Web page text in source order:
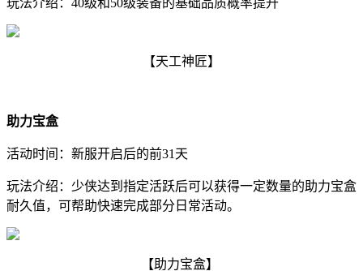
【天工神匠】
助力宝盒
活动时间：新服开启后的前31天
玩法介绍：少侠达到指定活跃后可以获得一定数量的助力宝盒
耐久值，可帮助快速完成部分日常活动。
【助力宝盒】